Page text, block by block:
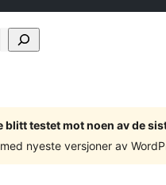
blitt testet mot noen av de
nyeste versjoner av